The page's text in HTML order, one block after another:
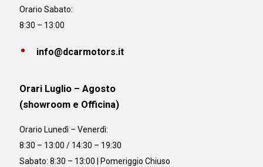
Orario Sabato:
8:30 – 13:00
info@dcarmotors.it
Orari Luglio – Agosto
(showroom e Officina)
Orario Lunedì – Venerdì:
8:30 – 13:00 / 14:30 – 19:30
Sabato: 8:30 – 13:00 | Pomeriggio Chiuso